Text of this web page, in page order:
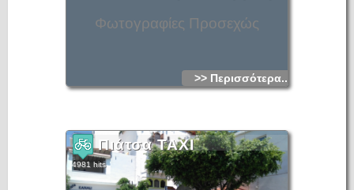
Φωτογραφίες Προσεχώς
>> Περισσότερα...
Πιάτσα TAXI
4981 hits